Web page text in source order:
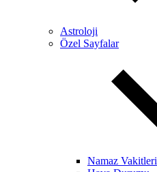
Astroloji
Özel Sayfalar
Namaz Vakitleri